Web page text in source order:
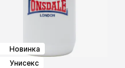
Новинка
Унисекс